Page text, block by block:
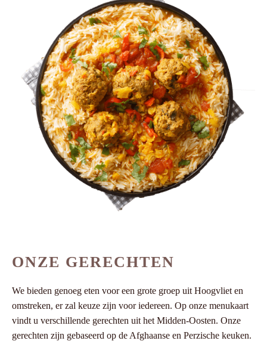
ONZE GERECHTEN
We bieden genoeg eten voor een grote groep uit Hoogvliet en
omstreken, er zal keuze zijn voor iedereen. Op onze menukaart
vindt u verschillende gerechten uit het Midden-Oosten. Onze
gerechten zijn gebaseerd op de Afghaanse en Perzische keuken.